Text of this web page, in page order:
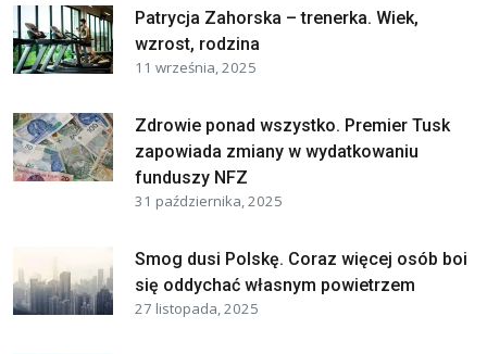
Patrycja Zahorska – trenerka. Wiek,
wzrost, rodzina
11 września, 2025
Zdrowie ponad wszystko. Premier Tusk
zapowiada zmiany w wydatkowaniu
funduszy NFZ
31 października, 2025
Smog dusi Polskę. Coraz więcej osób boi
się oddychać własnym powietrzem
27 listopada, 2025